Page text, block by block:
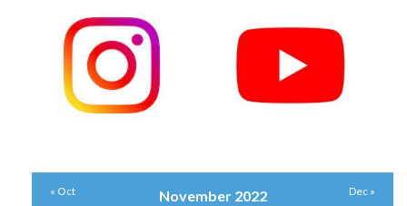
November 2022
« Oct Dec »